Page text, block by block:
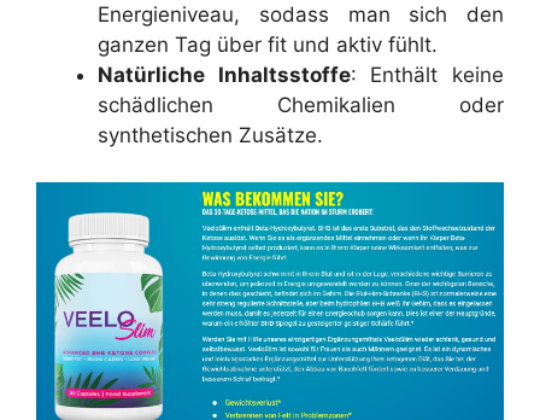
Energieniveau, sodass man sich den
ganzen Tag über fit und aktiv fühlt.
Natürliche Inhaltsstoffe: Enthält keine
schädlichen Chemikalien oder
synthetischen Zusätze.